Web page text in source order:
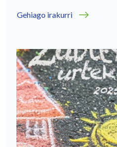
Gehiago irakurri